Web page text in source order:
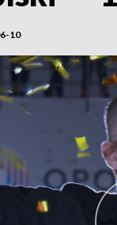
10